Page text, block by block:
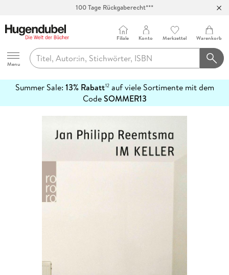
Abholung in über 100 Filialen
Hugendubel
Menu
Filiale Konto Merkzettel Warenkorb
Summer Sale: 13% Rabatt12auf viele Sortimente mit dem
CodeSOMMER13
erfahren